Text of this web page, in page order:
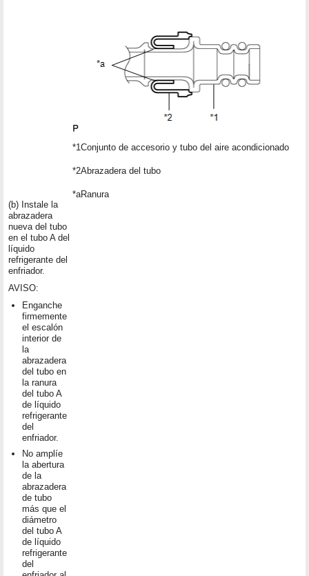
(b) Instale la
abrazadera
nueva del tubo
en el tubo A del
líquido
refrigerante del
enfriador.
AVISO:
Enganche
firmemente
el escalón
interior de
la
abrazadera
del tubo en
la ranura
del tubo A
de líquido
refrigerante
del
enfriador.
No amplíe
la abertura
de la
abrazadera
de tubo
más que el
diámetro
del tubo A
de líquido
refrigerante
del
*1Conjunto de accesorio y tubo del aire acondicionado
*2Abrazadera del tubo
*aRanura